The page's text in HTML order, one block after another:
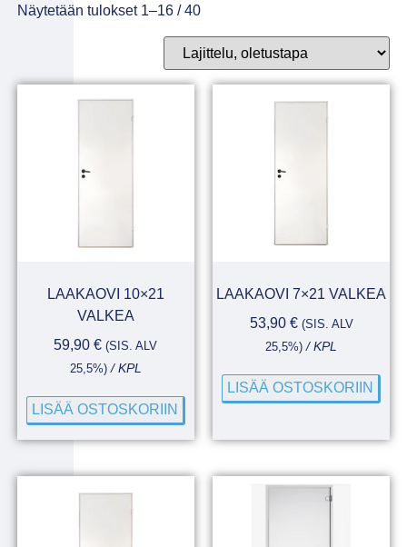
Näytetään tulokset 1–16 / 40
LAAKAOVI 10×21
VALKEA
59,90€ (SIS. ALV
25,5%)/ KPL
LISÄÄ OSTOSKORIIN
LAAKAOVI 7×21 VALKEA
53,90 € (SIS. ALV
25,5%) / KPL
LISÄÄ OSTOSKORIIN